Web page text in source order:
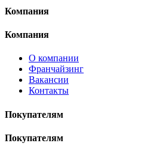
Компания
Компания
О компании
Франчайзинг
Вакансии
Контакты
Покупателям
Покупателям